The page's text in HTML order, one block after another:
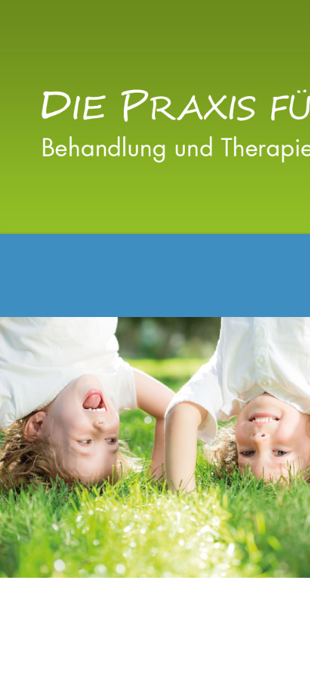
Pädiatrie
Orthopädie
Neurologie
Geriatrie